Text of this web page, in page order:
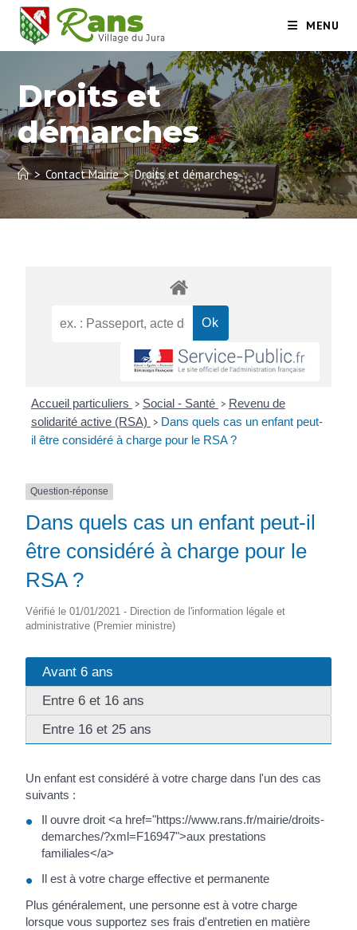
MENU
Droits et
démarches
> Contact Mairie > Droits et démarches
Accueil particuliers > Social - Santé > Revenu de
solidarité active (RSA) > Dans quels cas un enfant peut-
il être considéré à charge pour le RSA ?
Question-réponse
Dans quels cas un enfant peut-il
être considéré à charge pour le
RSA ?
Vérifié le 01/01/2021 - Direction de l'information légale et
administrative (Premier ministre)
Avant 6 ans
Entre 6 et 16 ans
Entre 16 et 25 ans
Un enfant est considéré à votre charge dans l'un des cas
suivants :
Il ouvre droit <a href="https://www.rans.fr/mairie/droits-
demarches/?xml=F16947">aux prestations
familiales</a>
Il est à votre charge effective et permanente
Plus généralement, une personne est à votre charge
lorsque vous supportez ses frais d'entretien en matière